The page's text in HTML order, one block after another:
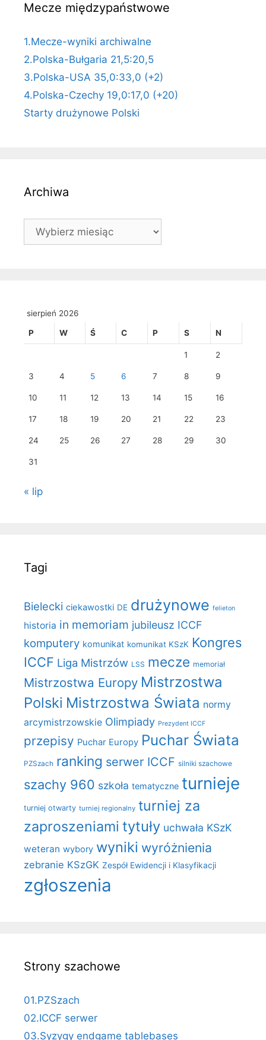
Mecze międzypaństwowe
1.Mecze-wyniki archiwalne
2.Polska-Bułgaria 21,5:20,5
3.Polska-USA 35,0:33,0 (+2)
4.Polska-Czechy 19,0:17,0 (+20)
Starty drużynowe Polski
Archiwa
Archiwa
sierpień 2026
P W Ś C P S N
1 2
3 4 5 6 7 8 9
10 11 12 13 14 15 16
17 18 19 20 21 22 23
24 25 26 27 28 29 30
31
« lip
Tagi
Bielecki ciekawostki DE drużynowe felieton
historia in memoriam jubileusz ICCF
komputery komunikat komunikat KSzK Kongres
ICCF Liga Mistrzów LSS mecze memoriał
Mistrzostwa Europy Mistrzostwa
Polski Mistrzostwa Świata normy
arcymistrzowskie Olimpiady Prezydent ICCF
przepisy Puchar Europy Puchar Świata
PZSzach ranking serwer ICCF silniki szachowe
szachy 960 szkoła tematyczne turnieje
turniej otwarty turniej regionalny turniej za
zaproszeniami tytuły uchwała KSzK
weteran wybory wyniki wyróżnienia
zebranie KSzGK Zespół Ewidencji i Klasyfikacji
zgłoszenia
Strony szachowe
01.PZSzach
02.ICCF serwer
03.Syzygy endgame tablebases